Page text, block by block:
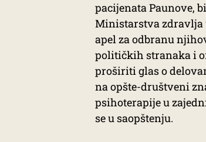
pacijenata Paunove,
Ministarstva zdravlja
apel za odbranu
političkih stranaka i
proširiti glas o
na opšte-društveni
psihoterapije u
se u saopštenju.